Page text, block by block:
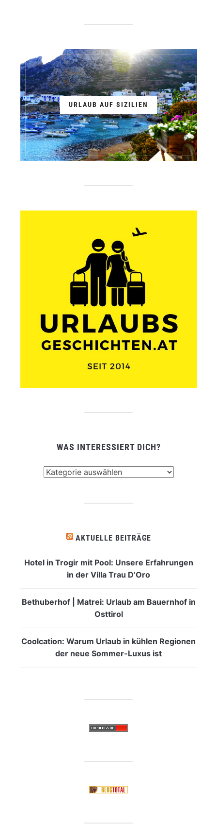
URLAUB AUF SIZILIEN
WAS INTERESSIERT DICH?
AKTUELLE BEITRÄGE
Hotel in Trogir mit Pool: Unsere Erfahrungen
in der Villa Trau D’Oro
Bethuberhof | Matrei: Urlaub am Bauernhof in
Osttirol
Coolcation: Warum Urlaub in kühlen Regionen
der neue Sommer-Luxus ist